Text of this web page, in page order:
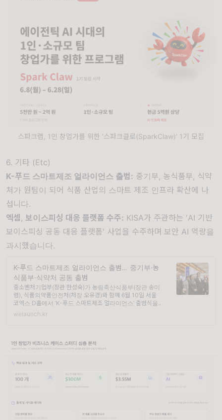
스파크랩, 1인 창업가를 위한 ‘스파크클로(SparkClaw)’ 1기 모집
6. 기타 (Etc)
K-푸드 스마트제조 얼라이언스 출범: 중기부, 농식품부, 식약
처가 원팀이 되어 식품 산업의 스마트 제조 인프라 확산에 나
섭니다.
엑셈 , 보이스피싱 대응 플랫폼 수주: KISA가 주관하는 'AI 기반
보이스피싱 공동 대응 플랫폼' 사업을 수주하며 보안 AI 역량을
과시했습니다.
K-푸드 스마트제조 얼라이언스 출범… 중기부·농
식품부·식약처 공동 출범
중소벤처기업부(장관 한성숙)가 농림축산식품부(장관 송미
령), 식품의약품안전처(처장 오유경)와 함께 6월 10일 서울
코엑스 D홀에서 ‘K-푸드 스마트제조 얼라이언스’ 출범식을...
welaunch.kr